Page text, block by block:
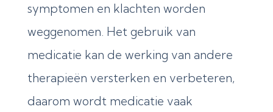
symptomen en klachten worden
weggenomen. Het gebruik van
medicatie kan de werking van andere
therapieën versterken en verbeteren,
daarom wordt medicatie vaak